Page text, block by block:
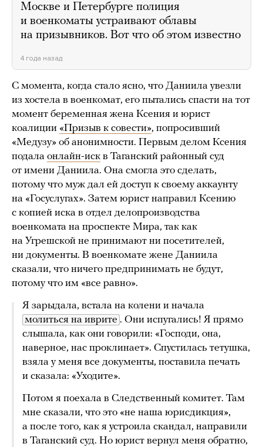
Москве и Петербурге полиция
и военкоматы устраивают облавы
на призывников. Вот что об этом известно
4 года назад
С момента, когда стало ясно, что Даниила увезли
из хостела в военкомат, его пытались спасти на тот
момент беременная жена Ксения и юрист
коалиции «Призыв к совести», попросивший
«Медузу» об анонимности. Первым делом Ксения
подала онлайн-иск в Таганский районный суд
от имени Даниила. Она смогла это сделать,
потому что муж дал ей доступ к своему аккаунту
на «Госуслугах». Затем юрист направил Ксению
с копией иска в отдел делопроизводства
военкомата на проспекте Мира, так как
на Угрешской не принимают ни посетителей,
ни документы. В военкомате жене Даниила
сказали, что ничего предпринимать не будут,
потому что им «все равно».
Я зарыдала, встала на колени и начала
молиться на иврите . Они испугались! Я прямо
слышала, как они говорили: «Господи, она,
наверное, нас проклинает». Спустилась тетушка,
взяла у меня все документы, поставила печать
и сказала: «Уходите».
Потом я поехала в Следственный комитет. Там
мне сказали, что это «не наша юрисдикция»,
а после того, как я устроила скандал, направили
в Таганский суд. Но юрист вернул меня обратно,